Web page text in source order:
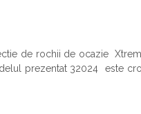
de rochii de ocazie
prezentat 32024 este